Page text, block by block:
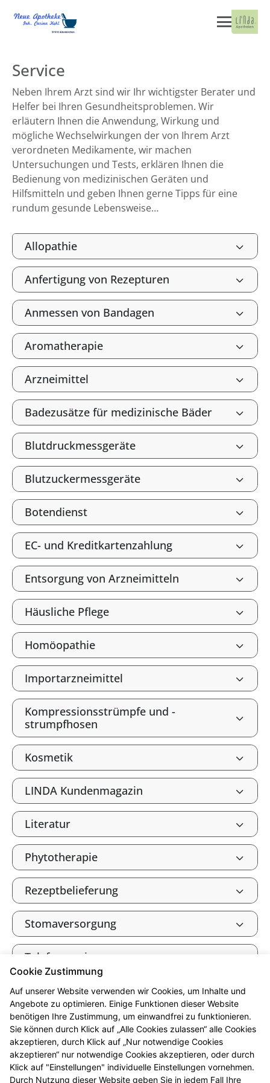
Service
Neben Ihrem Arzt sind wir Ihr wichtigster Berater und
Helfer bei Ihren Gesundheitsproblemen. Wir
erläutern Ihnen die Anwendung, Wirkung und
mögliche Wechselwirkungen der von Ihrem Arzt
verordneten Medikamente, wir machen
Untersuchungen und Tests, erklären Ihnen die
Bedienung von medizinischen Geräten und
Hilfsmitteln und geben Ihnen gerne Tipps für eine
rundum gesunde Lebensweise…
Allopathie
Anfertigung von Rezepturen
Anmessen von Bandagen
Aromatherapie
Arzneimittel
Badezusätze für medizinische Bäder
Blutdruckmessgeräte
Blutzuckermessgeräte
Botendienst
EC- und Kreditkartenzahlung
Entsorgung von Arzneimitteln
Häusliche Pflege
Homöopathie
Importarzneimittel
Kompressionsstrümpfe und -
strumpfhosen
Kosmetik
LINDA Kundenmagazin
Literatur
Phytotherapie
Rezeptbelieferung
Stomaversorgung
Telefonservice
Tierarzneimittel
Verbandkasten, Haus- und
Reiseapotheke
Warenlager
Cookie Zustimmung
Auf unserer Website verwenden wir Cookies, um Inhalte und
Angebote zu optimieren. Einige Funktionen dieser Website
benötigen Ihre Zustimmung, um einwandfrei zu funktionieren.
Sie können durch Klick auf „Alle Cookies zulassen“ alle Cookies
akzeptieren, durch Klick auf „Nur notwendige Cookies
akzeptieren“ nur notwendige Cookies akzeptieren, oder durch
Klick auf "Einstellungen" individuelle Einstellungen vornehmen.
Durch Nutzung dieser Website geben Sie in jedem Fall Ihre